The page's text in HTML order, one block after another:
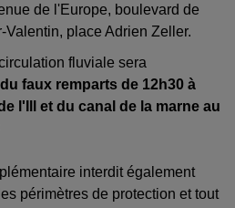
de l'Europe, boulevard de
Valentin, place Adrien Zeller.
fluviale sera
faux remparts de 12h30 à
l'Ill et du canal de la marne au
interdit également
périmètres de protection et tout